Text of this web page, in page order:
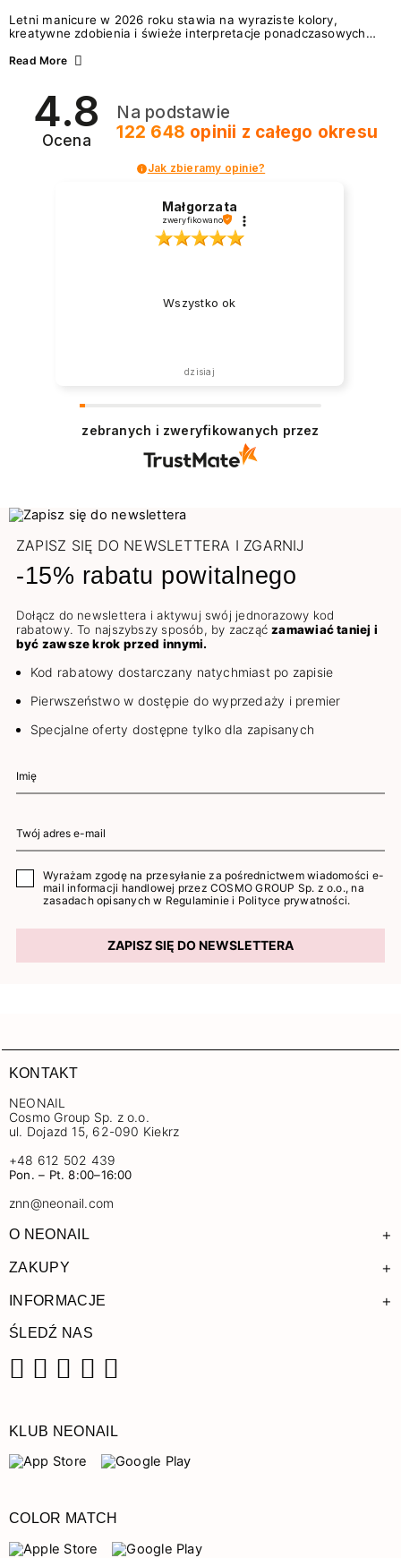
Letni manicure w 2026 roku stawia na wyraziste kolory,
kreatywne zdobienia i świeże interpretacje ponadczasowych
zarówno energetycznych odcieni inspirowanych wakacjami, jak
2026? Znajdź inspirację dla swojego manicure!
Read More
4.8
Ocena
Na podstawie
122 648 opinii z całego okresu
Jak zbieramy opinie?
Małgorzata
zweryfikowano
Wszystko ok
dzisiaj
zebranych i zweryfikowanych przez
ZAPISZ SIĘ DO NEWSLETTERA I ZGARNIJ
-15% rabatu powitalnego
Dołącz do newslettera i aktywuj swój jednorazowy kod
rabatowy. To najszybszy sposób, by zacząćzamawiać taniej i
być zawsze krok przed innymi.
Kod rabatowy dostarczany natychmiast po zapisie
Pierwszeństwo w dostępie do wyprzedaży i premier
Specjalne oferty dostępne tylko dla zapisanych
Wyrażam zgodę na przesyłanie za pośrednictwem wiadomości e-
mail informacji handlowej przez COSMO GROUP Sp. z o.o., na
zasadach opisanych w Regulaminie i Polityce prywatności.
ZAPISZ SIĘ DO NEWSLETTERA
KONTAKT
NEONAIL
Cosmo Group Sp. z o.o.
ul. Dojazd 15, 62-090 Kiekrz
+48 612 502 439
Pon. – Pt. 8:00–16:00
znn@neonail.com
O NEONAIL +
ZAKUPY +
INFORMACJE +
ŚLEDŹ NAS
KLUB NEONAIL
COLOR MATCH